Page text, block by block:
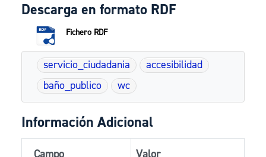
Descarga en formato RDF
Fichero RDF
servicio_ciudadania
accesibilidad
baño_publico
wc
Información Adicional